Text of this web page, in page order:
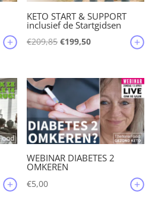
KETO START & SUPPORT
inclusief de Startgidsen
€209,85Oorspronkelijke
€209,85.
€199,50Huidige
€199,50.
WEBINAR DIABETES 2
OMKEREN
€5,00